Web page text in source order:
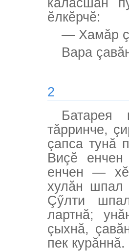
каласшăн
ĕлкĕрчĕ:
— Хамăр
Вара
2
Батарея
тăрринче,
çапса тунă
Виçĕ
енчен —
хулăн шпал
Çӳлти
лартнă;
çыхнă,
пек курăннă.